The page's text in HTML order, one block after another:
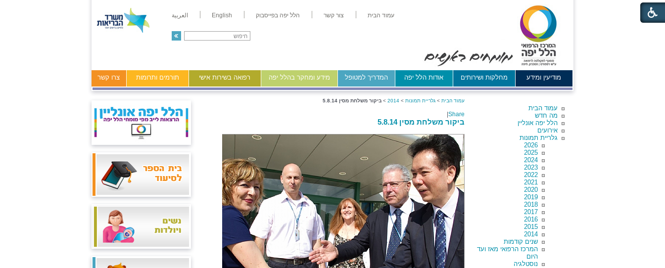
עמוד הבית צור קשר הלל יפה בפייסבוק English العربية
מודיעין ומידע מחלקות ושירותים אודות הלל יפה המדריך למטופל מידע ומחקר בהלל יפה רפואה בשירות אישי תורמים ותרומות צרו קשר
עמוד הבית
מה חדש
הלל יפה אונליין
אירועים
גלריית תמונות
2026
2025
2024
2023
2022
2021
2020
2019
2018
2017
2016
2015
2014
שנים קודמות
המרכז הרפואי מאז ועד
היום
נוסטלגיה
עמוד הבית > גלריית תמונות >
2014
> ביקור משלחת מסין 5.8.14
Share
ביקור משלחת מסין 5.8.14